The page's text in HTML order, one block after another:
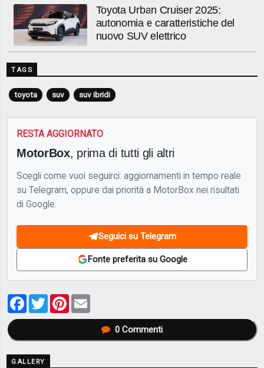
Toyota Urban Cruiser 2025:
autonomia e caratteristiche del
nuovo SUV elettrico
TAGS
toyota suv suv ibridi
RESTA AGGIORNATO
MotorBox, prima di tutti gli altri
Scegli come vuoi seguirci: aggiornamenti in tempo reale
su Telegram, oppure dai priorità a MotorBox nei risultati
di Google.
Seguici su Telegram
Fonte preferita su Google
Facebook
TwitterPinterest
0Commenti
GALLERY